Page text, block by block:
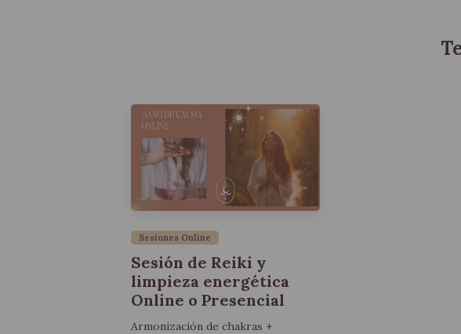
Sesiones Online
Sesión de Reiki y
limpieza energética
Online o Presencial
Armonización de chakras +